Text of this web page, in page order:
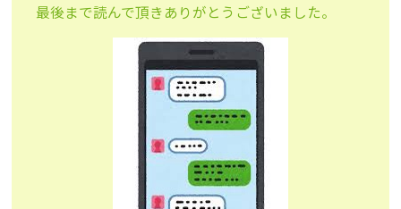
最後まで読んで頂きありがとうございました。